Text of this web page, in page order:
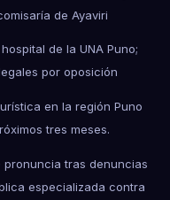
de Ayaviri
de la UNA Puno;
por oposición
en la región Puno
tres meses.
pronuncia tras denuncias
especializada contra